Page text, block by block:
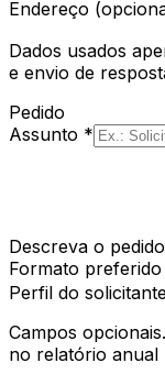
Endereço
Dados usados
e envio de
Pedido
Assunto *
Descreva o
Formato
Perfil do
Campos
no relatório anual